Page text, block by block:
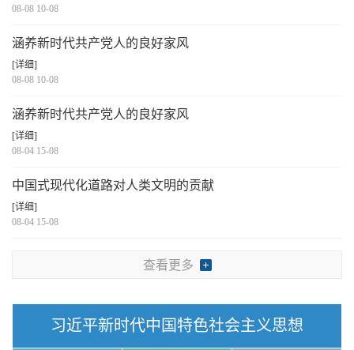
08-08 10-08
涵养新时代共产党人的良好家风
[详细]
08-08 10-08
涵养新时代共产党人的良好家风
[详细]
08-04 15-08
中国式现代化道路对人类文明的贡献
[详细]
08-04 15-08
查看更多
习近平新时代中国特色社会主义思想